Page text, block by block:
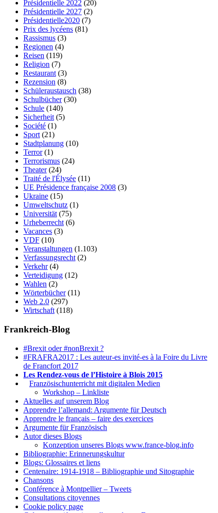
Présidentielle 2022 (20)
Présidentielle 2027 (2)
Présidentielle2020 (7)
Prix des lycéens (81)
Rassismus (3)
Regionen (4)
Reisen (119)
Religion (7)
Restaurant (3)
Rezension (8)
Schüleraustausch (38)
Schulbücher(30)
Schule (140)
Sicherheit (5)
Société (1)
Sport (21)
Stadtplanung (10)
Terror(1)
Terrorismus (24)
Theater(24)
Traité de l'Élysée (11)
UE Présidence française 2008 (3)
Ukraine (15)
Umweltschutz (1)
Universität (75)
Urheberrecht (6)
Vacances (3)
VDF (10)
Veranstaltungen (1.103)
Verfassungsrecht (2)
Verkehr(4)
Verteidigung (12)
Wahlen (2)
Wörterbücher(11)
Web 2.0 (297)
Wirtschaft (118)
Frankreich-Blog
#Brexit oder #nonBrexit ?
#FRAFRA2017 : Les auteur-es invité-es à la Foire du Livre
de Francfort 2017
Les Rendez-vous de l’Histoire à Blois 2015
Französischunterricht mit digitalen Medien
Workshop – Linkliste
Aktuelles auf unserem Blog
Apprendre l’allemand: Argumente für Deutsch
Apprendre le français – faire des exercices
Argumente für Französisch
Autor dieses Blogs
Konzeption unseres Blogs www.france-blog.info
Bibliographie: Erinnerungskultur
Blogs: Glossaires et liens
Centenaire: 1914-1918 – Bibliographie und Sitographie
Chansons
Conférence à Montpellier – Tweets
Consultations citoyennes
Cookie policy page